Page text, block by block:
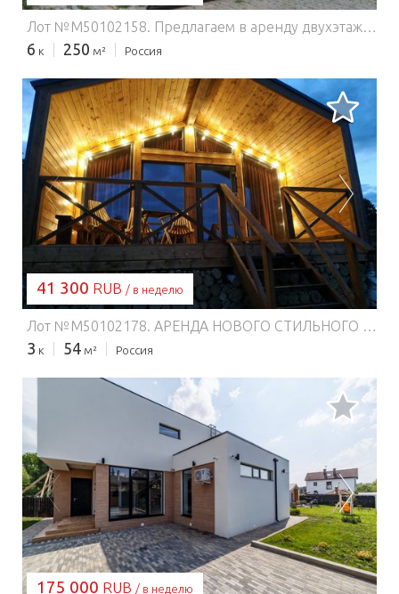
Лот №M50102158. Предлагаем в аренду двухэтажный коттедж 250 кв. м. с мебелью и бытовой техникой, в охраняемом закрытом поселке « Медвежье озеро», Московской области Щелковского района. В Вашем распоряжении 4 комфортабельных спальни, 3 на втором этаже и 1 на первом, зал 60 кв. м. с подогреваемым полом, совмещен с кухней, 2 санузла (душевая кабина и ванна). В доме: стиральная машина, духовой шкаф, холодильник, вытяжка, электрическая плита, кондиционеры, интернет. Участок 15 соток, посажены декоративные деревья, рядом лес, речка, в 20 мин. от Ярославского шоссе. Дата постройки дома 2017 год, ремонт сделан в 2020 году. Дом находится под охраной. Газ, электричество, своя скважина. Водоснабжение оснащено фильтрами. Ремонт очень качественный.
6 к 250 м² Россия
ЗАГРУЗКА...
41 300 RUB / в неделю
Лот №M50102178. АРЕНДА НОВОГО СТИЛЬНОГО ДОМА НА СУТКИ/НЕДЕЛИ/МЕСЯЦЫ Рядом: ✅Нетронутое цивилизацией лесное озеро с песчаным пляжем, причалом и тарзанкой для купания (30мин пешком по сказочной лесной дороге) ✅Красавица-Ока с пляжами на любой вкус 15 мин на авто ✅Сетевые магазины 8 минут на авто (Дикси, Пятерочка, Верный и проч) ✅инфраструктура города 12 минут на авто (аптеки, банки, кинотеатры, парки, музеи) ✅Фермерский рынок с натуральными продуктами 7 минут на авто ✅Конюшня: обучение верховой езде, конные прогулки 5 минут на авто ✅Центральное стрельбище Федерации практической стрельбы Москвы. ✅Крупнейший аэродром в Московской области для ознакомительных, спортивных и учебных полетов на парашютах, парапланах, воздушных шарах и проч. (8 минут на авто) ✅Доставка суши, пиццы и проч. ✅Горнолыжный курорт Царь-Град 15мин на авто ✅Приокско-Террасный государственный природный заповедник,где можно наблюдать зубров и бизонов, обитающих в естественной среде (20мин на авто) ✅Музей-Заповедник великого русского художника В.Д. Поленова (40 мин. на авто) ✅Города Серпухов и Чехов, наукограды Пущино и Протвино, Таруса в 12-25мин езды. Это самобытные исторические места заслуживают внимание путешественников.
3 к 54 м² Россия
ЗАГРУЗКА...
175 000 RUB / в неделю